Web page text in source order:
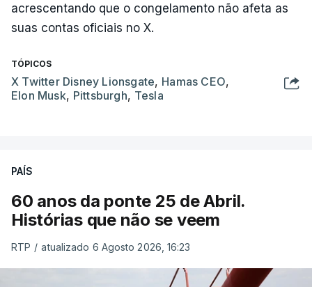
acrescentando que o congelamento não afeta as
suas contas oficiais no X.
TÓPICOS
X Twitter Disney Lionsgate, Hamas CEO,
Elon Musk, Pittsburgh, Tesla
PAÍS
60 anos da ponte 25 de Abril.
Histórias que não se veem
RTP / atualizado 6 Agosto 2026, 16:23